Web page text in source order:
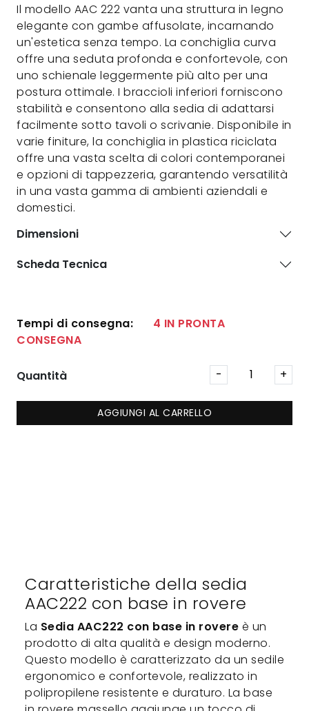
Caratteristiche della sedia
AAC222 con base in rovere
La Sedia AAC222 con base in rovere è un
prodotto di alta qualità e design moderno.
Questo modello è caratterizzato da un sedile
ergonomico e confortevole, realizzato in
polipropilene resistente e duraturo. La base
Il modello AAC 222 vanta una struttura in legno
elegante con gambe affusolate, incarnando
un'estetica senza tempo. La conchiglia curva
offre una seduta profonda e confortevole, con
uno schienale leggermente più alto per una
postura ottimale. I braccioli inferiori forniscono
stabilità e consentono alla sedia di adattarsi
facilmente sotto tavoli o scrivanie. Disponibile in
varie finiture, la conchiglia in plastica riciclata
offre una vasta scelta di colori contemporanei
e opzioni di tappezzeria, garantendo versatilità
in una vasta gamma di ambienti aziendali e
domestici.
Dimensioni
Scheda Tecnica
Tempi di consegna:
4 IN PRONTA
CONSEGNA
Quantità
AGGIUNGI AL CARRELLO